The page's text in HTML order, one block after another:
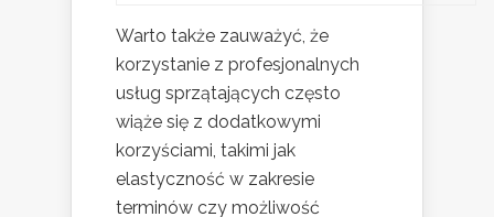
Warto także zauważyć, że
korzystanie z profesjonalnych
usług sprzątających często
wiąże się z dodatkowymi
korzyściami, takimi jak
elastyczność w zakresie
terminów czy możliwość